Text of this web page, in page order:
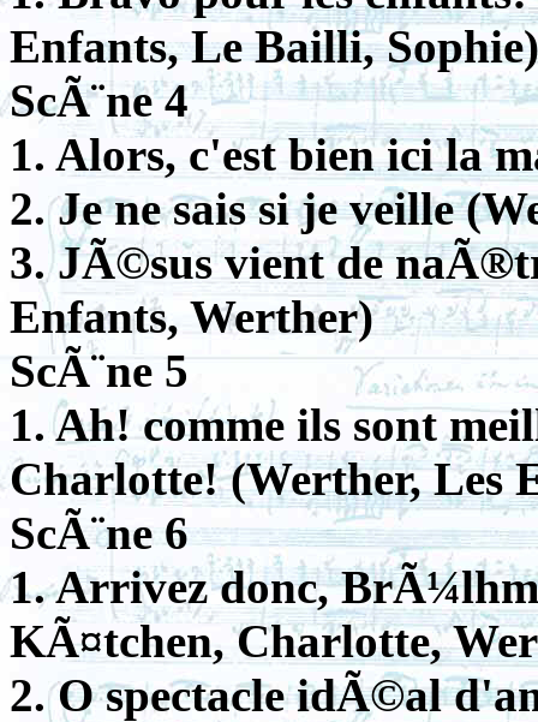
Enfants, Le Bailli, Sophie)
ScÃ¨ne 4
1. Alors, c'est bien ici la
2. Je ne sais si je veille
3. JÃ©sus vient de
Enfants, Werther)
ScÃ¨ne 5
1. Ah! comme ils sont
Charlotte! (Werther, Les
ScÃ¨ne 6
1. Arrivez donc,
KÃ¤tchen, Charlotte,
2. O spectacle idÃ©al